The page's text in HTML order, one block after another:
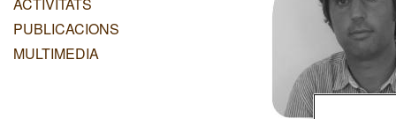
ACTIVITATS
PUBLICACIONS
MULTIMEDIA